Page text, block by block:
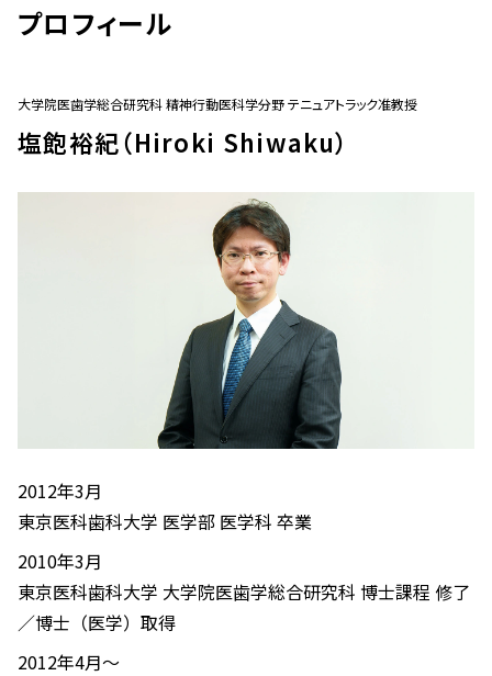
プロフィール
塩飽裕紀（Hiroki Shiwaku）
大学院医歯学総合研究科 精神行動医科学分野 テニュアトラック准教授
2012年3月
東京医科歯科大学 医学部 医学科 卒業
2010年3月
東京医科歯科大学 大学院医歯学総合研究科 博士課程 修了
／博士（医学）取得
2012年4月～